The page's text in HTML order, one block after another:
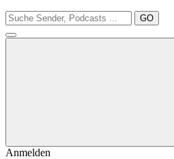
GO
Anmelden